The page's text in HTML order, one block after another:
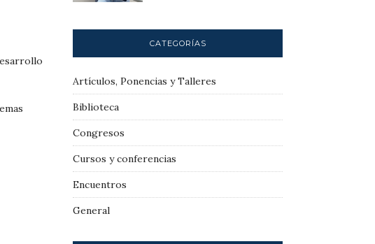
CATEGORÍAS
Artículos, Ponencias y Talleres
Biblioteca
Congresos
Cursos y conferencias
Encuentros
General